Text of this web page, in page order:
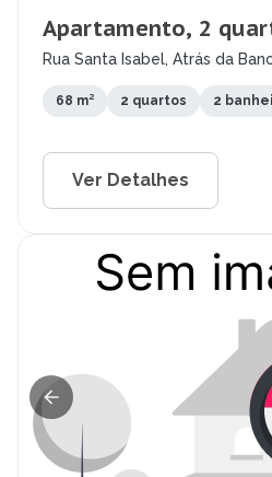
Apartamento, 2
Rua Santa Isabel, Atrás da
68 m² 2 quartos 2
Ver Detalhes